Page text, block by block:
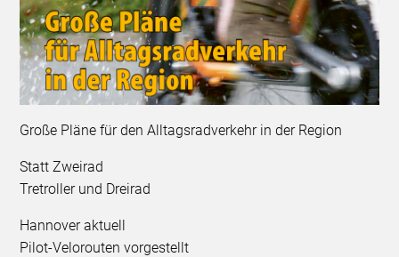
Große Pläne für den Alltagsradverkehr in der Region
Statt Zweirad
Tretroller und Dreirad
Hannover aktuell
Pilot-Velorouten vorgestellt